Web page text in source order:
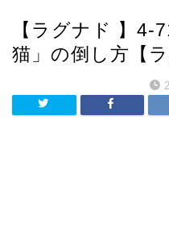
【ラグナド 】4-
猫」の倒し方【